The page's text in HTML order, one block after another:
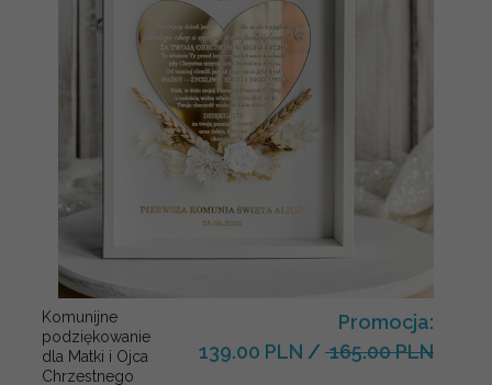
Komunijne
podziękowanie
dla Matki i Ojca
Chrzestnego
Promocja:
139.00 PLN / 165.00 PLN